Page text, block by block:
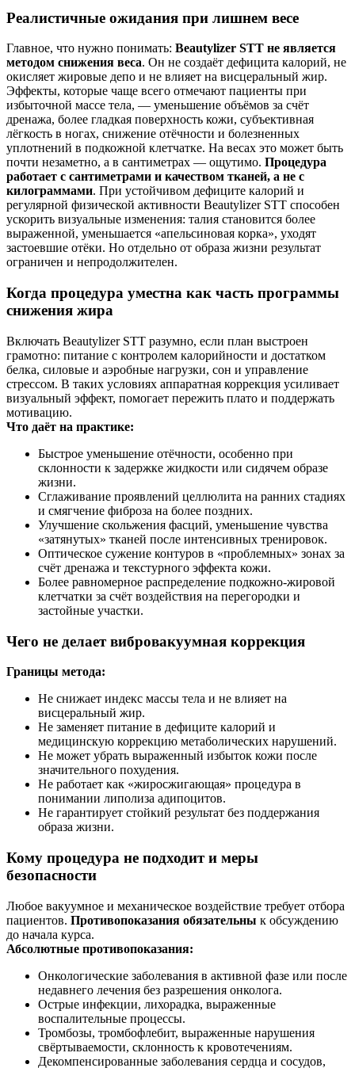
Реалистичные ожидания при лишнем весе
Главное, что нужно понимать: Beautylizer STT не является
методом снижения веса. Он не создаёт дефицита калорий, не
окисляет жировые депо и не влияет на висцеральный жир.
Эффекты, которые чаще всего отмечают пациенты при
избыточной массе тела, — уменьшение объёмов за счёт
дренажа, более гладкая поверхность кожи, субъективная
лёгкость в ногах, снижение отёчности и болезненных
уплотнений в подкожной клетчатке. На весах это может быть
почти незаметно, а в сантиметрах — ощутимо. Процедура
работает с сантиметрами и качеством тканей, а не с
килограммами. При устойчивом дефиците калорий и
регулярной физической активности Beautylizer STT способен
ускорить визуальные изменения: талия становится более
выраженной, уменьшается «апельсиновая корка», уходят
застоевшие отёки. Но отдельно от образа жизни результат
ограничен и непродолжителен.
Когда процедура уместна как часть программы
снижения жира
Включать Beautylizer STT разумно, если план выстроен
грамотно: питание с контролем калорийности и достатком
белка, силовые и аэробные нагрузки, сон и управление
стрессом. В таких условиях аппаратная коррекция усиливает
визуальный эффект, помогает пережить плато и поддержать
мотивацию.
Что даёт на практике:
Быстрое уменьшение отёчности, особенно при
склонности к задержке жидкости или сидячем образе
жизни.
Сглаживание проявлений целлюлита на ранних стадиях
и смягчение фиброза на более поздних.
Улучшение скольжения фасций, уменьшение чувства
«затянутых» тканей после интенсивных тренировок.
Оптическое сужение контуров в «проблемных» зонах за
счёт дренажа и текстурного эффекта кожи.
Более равномерное распределение подкожно‑жировой
клетчатки за счёт воздействия на перегородки и
застойные участки.
Чего не делает вибровакуумная коррекция
Границы метода:
Не снижает индекс массы тела и не влияет на
висцеральный жир.
Не заменяет питание в дефиците калорий и
медицинскую коррекцию метаболических нарушений.
Не может убрать выраженный избыток кожи после
значительного похудения.
Не работает как «жиросжигающая» процедура в
понимании липолиза адипоцитов.
Не гарантирует стойкий результат без поддержания
образа жизни.
Кому процедура не подходит и меры
безопасности
Любое вакуумное и механическое воздействие требует отбора
пациентов. Противопоказания обязательны к обсуждению
до начала курса.
Абсолютные противопоказания:
Онкологические заболевания в активной фазе или после
недавнего лечения без разрешения онколога.
Острые инфекции, лихорадка, выраженные
воспалительные процессы.
Тромбозы, тромбофлебит, выраженные нарушения
свёртываемости, склонность к кровотечениям.
Декомпенсированные заболевания сердца и сосудов,